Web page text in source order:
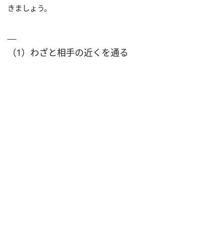
きましょう。
（1）わざと相手の近くを通る